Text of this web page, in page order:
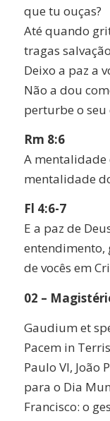
que tu ouças?
Até quando
tragas
Deixo a paz a
Não a dou
perturbe o seu
Rm 8:6
A mentalidade
mentalidade
Fl 4:6-7
E a paz de
entendimento,
de vocês em
02 –
Gaudium et
Pacem in Terris
Paulo VI, João
para o Dia
Francisco: o